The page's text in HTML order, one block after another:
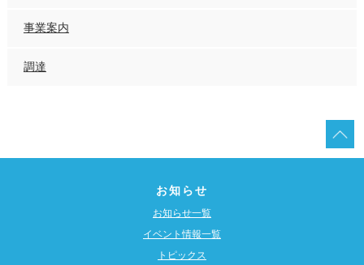
事業案内
調達
お知らせ
お知らせ一覧
イベント情報一覧
トピックス